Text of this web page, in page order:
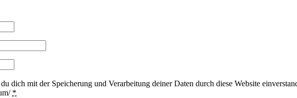
dich mit der Speicherung und Verarbeitung deiner Daten durch diese Website
*